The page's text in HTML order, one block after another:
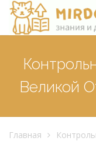
Великой
Главная